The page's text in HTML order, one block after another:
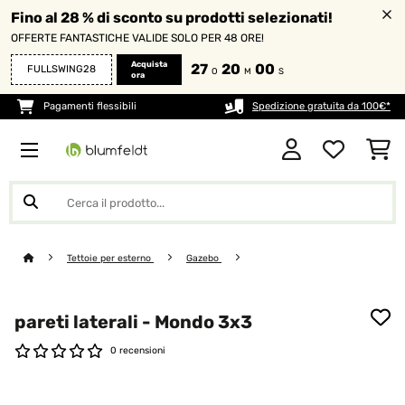
Fino al 28 % di sconto su prodotti selezionati!
OFFERTE FANTASTICHE VALIDE SOLO PER 48 ORE!
FULLSWING28
Acquista
ora
27 O 19 M 59 S
Pagamenti flessibili Spedizione gratuita da 100€*
Tettoie per esterno Gazebo
pareti laterali - Mondo 3x3
0 recensioni